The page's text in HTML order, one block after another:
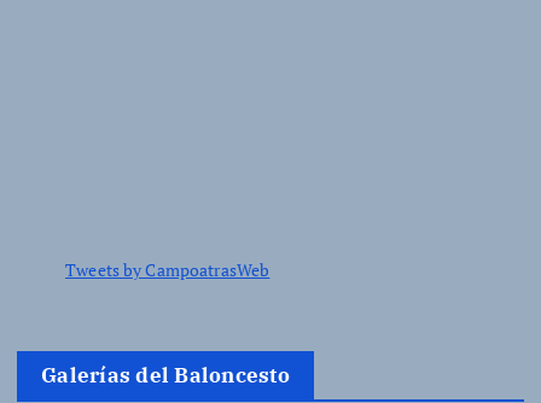
Tweets by CampoatrasWeb
Galerías del Baloncesto